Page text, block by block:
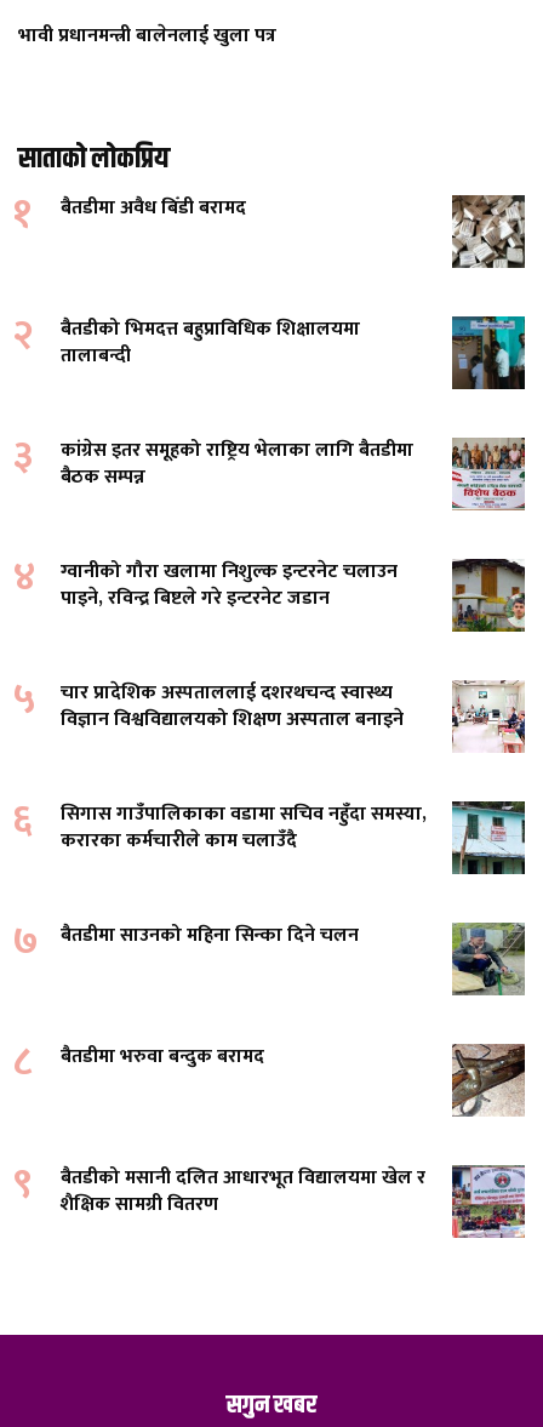
भावी प्रधानमन्त्री बालेनलाई खुला पत्र
साताको लोकप्रिय
१ बैतडीमा अवैध बिँडी बरामद
२
बैतडीको भिमदत्त बहुप्राविधिक शिक्षालयमा
तालाबन्दी
३
कांग्रेस इतर समूहको राष्ट्रिय भेलाका लागि बैतडीमा
बैठक सम्पन्न
४
ग्वानीको गौरा खलामा निशुल्क इन्टरनेट चलाउन
पाइने, रविन्द्र बिष्टले गरे इन्टरनेट जडान
५
चार प्रादेशिक अस्पताललाई दशरथचन्द स्वास्थ्य
विज्ञान विश्वविद्यालयको शिक्षण अस्पताल बनाइने
६
सिगास गाउँपालिकाका वडामा सचिव नहुँदा समस्या,
करारका कर्मचारीले काम चलाउँदै
७ बैतडीमा साउनको महिना सिन्का दिने चलन
८ बैतडीमा भरुवा बन्दुक बरामद
९
बैतडीको मसानी दलित आधारभूत विद्यालयमा खेल र
शैक्षिक सामग्री वितरण
सगुन खबर